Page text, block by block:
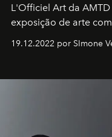
L'Officiel Art da AMTD
exposição de arte
19.12.2022 por SImone